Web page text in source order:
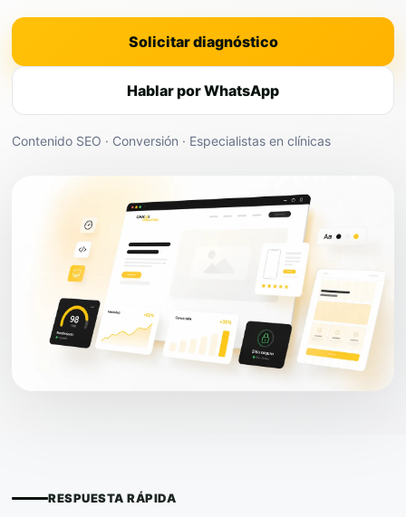
Solicitar diagnóstico
Hablar por WhatsApp
Contenido SEO · Conversión · Especialistas en clínicas
RESPUESTA RÁPIDA